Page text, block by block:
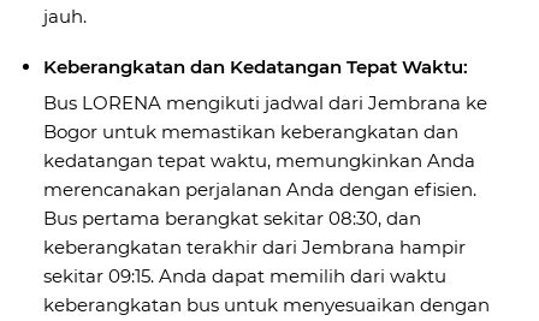
jauh.
Keberangkatan dan Kedatangan Tepat Waktu:
Bus LORENA mengikuti jadwal dari Jembrana ke
Bogor untuk memastikan keberangkatan dan
kedatangan tepat waktu, memungkinkan Anda
merencanakan perjalanan Anda dengan efisien.
Bus pertama berangkat sekitar 08:30, dan
keberangkatan terakhir dari Jembrana hampir
sekitar 09:15. Anda dapat memilih dari waktu
keberangkatan bus untuk menyesuaikan dengan